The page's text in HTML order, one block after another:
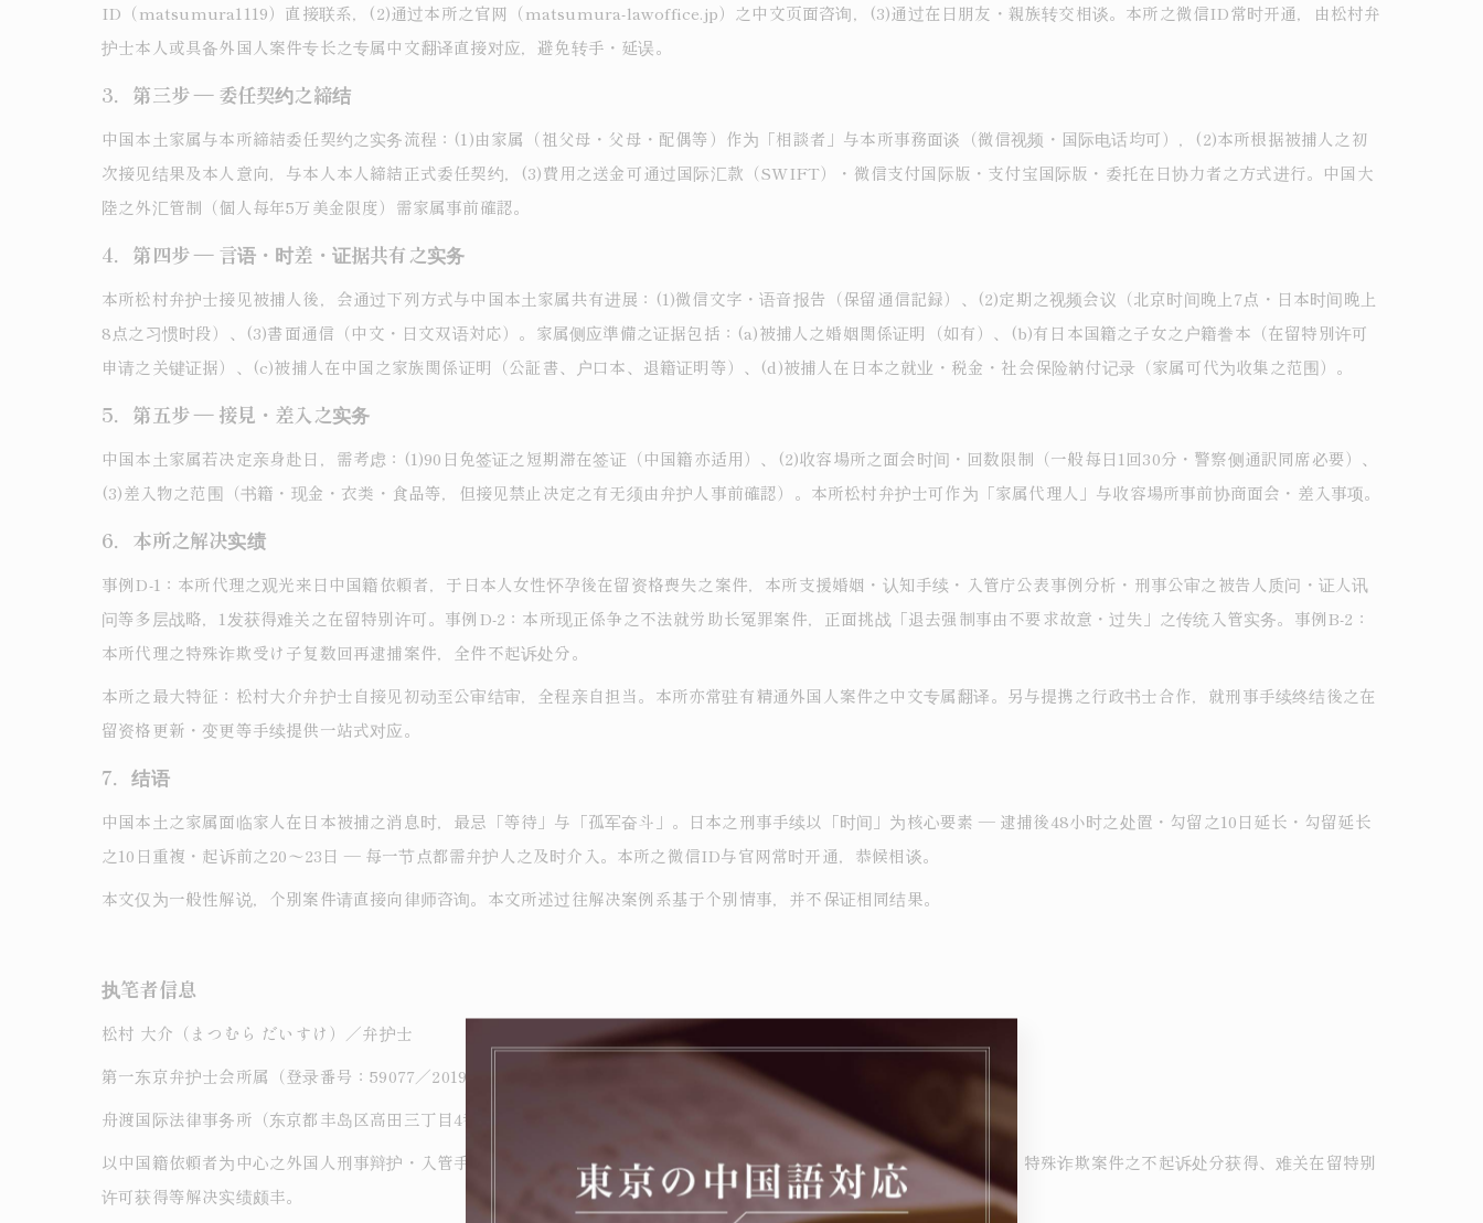
ID（matsumura1119）直接联系，(2)通过本所之官网（matsumura-lawoffice.jp）之中文页面咨询，(3)通过在日朋友・親族转交相谈。本所之微信ID常时开通，由松村弁
护士本人或具备外国人案件专长之专属中文翻译直接对应，避免转手・延误。
3．第三步 ― 委任契约之締结
中国本土家属与本所締結委任契约之实务流程：(1)由家属（祖父母・父母・配偶等）作为「相談者」与本所事務面谈（微信视频・国际电话均可），(2)本所根据被捕人之初
次接见结果及本人意向，与本人本人締結正式委任契约，(3)費用之送金可通过国际汇款（SWIFT）・微信支付国际版・支付宝国际版・委托在日协力者之方式进行。中国大
陸之外汇管制（個人每年5万美金限度）需家属事前確認。
4．第四步 ― 言语・时差・证据共有之实务
本所松村弁护士接见被捕人後，会通过下列方式与中国本土家属共有进展：(1)微信文字・语音报告（保留通信記録）、(2)定期之视频会议（北京时间晚上7点・日本时间晚上
8点之习惯时段）、(3)書面通信（中文・日文双语対応）。家属侧应準備之证据包括：(a)被捕人之婚姻関係证明（如有）、(b)有日本国籍之子女之户籍誊本（在留特別许可
申请之关键证据）、(c)被捕人在中国之家族関係证明（公証書、户口本、退籍证明等）、(d)被捕人在日本之就业・税金・社会保险納付记录（家属可代为收集之范围）。
5．第五步 ― 接見・差入之实务
中国本土家属若决定亲身赴日，需考虑：(1)90日免签证之短期滞在签证（中国籍亦适用）、(2)收容場所之面会时间・回数限制（一般每日1回30分・警察侧通訳同席必要）、
(3)差入物之范围（书籍・现金・衣类・食品等，但接见禁止决定之有无须由弁护人事前確認）。本所松村弁护士可作为「家属代理人」与收容場所事前协商面会・差入事项。
6．本所之解决实绩
事例D-1：本所代理之观光来日中国籍依頼者，于日本人女性怀孕後在留资格喪失之案件，本所支援婚姻・认知手续・入管庁公表事例分析・刑事公审之被告人质问・证人讯
问等多层战略，1发获得难关之在留特别许可。事例D-2：本所现正係争之不法就労助长冤罪案件，正面挑战「退去强制事由不要求故意・过失」之传统入管实务。事例B-2：
本所代理之特殊诈欺受け子复数回再逮捕案件，全件不起诉处分。
本所之最大特征：松村大介弁护士自接见初动至公审结审，全程亲自担当。本所亦常驻有精通外国人案件之中文专属翻译。另与提携之行政书士合作，就刑事手续终结後之在
留资格更新・变更等手续提供一站式对应。
7．结语
中国本土之家属面临家人在日本被捕之消息时，最忌「等待」与「孤军奋斗」。日本之刑事手续以「时间」为核心要素 ― 逮捕後48小时之处置・勾留之10日延长・勾留延长
之10日重複・起诉前之20〜23日 ― 每一节点都需弁护人之及时介入。本所之微信ID与官网常时开通，恭候相谈。
本文仅为一般性解说，个别案件请直接向律师咨询。本文所述过往解决案例系基于个别情事，并不保证相同结果。
执笔者信息
松村 大介（まつむら だいすけ）／弁护士
第一东京弁护士会所属（登录番号：59077／2019年登录）
舟渡国际法律事务所（东京都丰岛区高田三丁目4番10号 布施大楼本馆3楼）
以中国籍依頼者为中心之外国人刑事辩护・入管手续为主要注力分野。覚醒剂取締法违反（営利目的所持）之无罪判决获得、特殊诈欺案件之不起诉处分获得、难关在留特别
许可获得等解决实绩颇丰。